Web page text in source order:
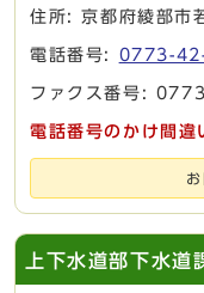
住所: 京都府綾部市
電話番号: 0773-
ファクス番号:
電話番号のかけ間違
上下水道部下水道